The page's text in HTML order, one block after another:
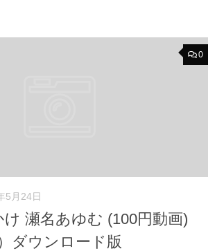
0
5月24日
瀬名あゆむ (100円動画)
ダウンロード版